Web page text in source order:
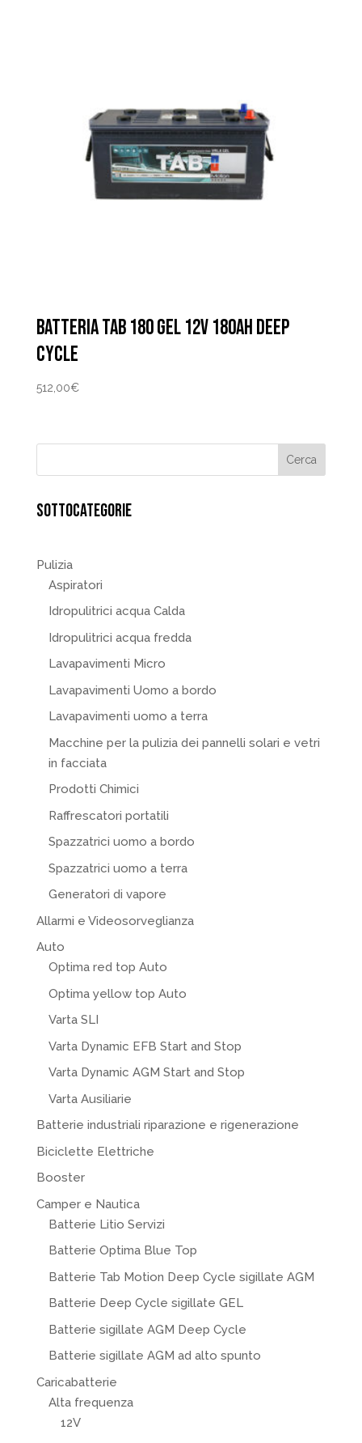
BATTERIA TAB 180 GEL 12V 180AH DEEP
CYCLE
512,00€
SOTTOCATEGORIE
Pulizia
Aspiratori
Idropulitrici acqua Calda
Idropulitrici acqua fredda
Lavapavimenti Micro
Lavapavimenti Uomo a bordo
Lavapavimenti uomo a terra
Macchine per la pulizia dei pannelli solari e vetri
in facciata
Prodotti Chimici
Raffrescatori portatili
Spazzatrici uomo a bordo
Spazzatrici uomo a terra
Generatori di vapore
Allarmi e Videosorveglianza
Auto
Optima red top Auto
Optima yellow top Auto
Varta SLI
Varta Dynamic EFB Start and Stop
Varta Dynamic AGM Start and Stop
Varta Ausiliarie
Batterie industriali riparazione e rigenerazione
Biciclette Elettriche
Booster
Camper e Nautica
Batterie Litio Servizi
Batterie Optima Blue Top
Batterie Tab Motion Deep Cycle sigillate AGM
Batterie Deep Cycle sigillate GEL
Batterie sigillate AGM Deep Cycle
Batterie sigillate AGM ad alto spunto
Caricabatterie
Alta frequenza
12V